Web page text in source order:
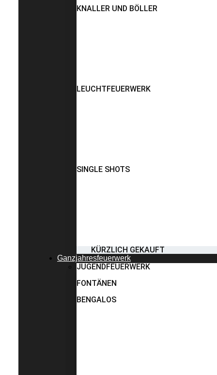
KNALLER UND BÖLLER
LEUCHTFEUERWERK
SINGLE SHOTS
KÜRZLICH GEKAUFT
Ganzjahresfeuerwerk
JUGENDFEUERWERK
FONTÄNEN
BENGALOS